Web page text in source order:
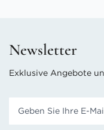
Newsletter
Exklusive Angebote